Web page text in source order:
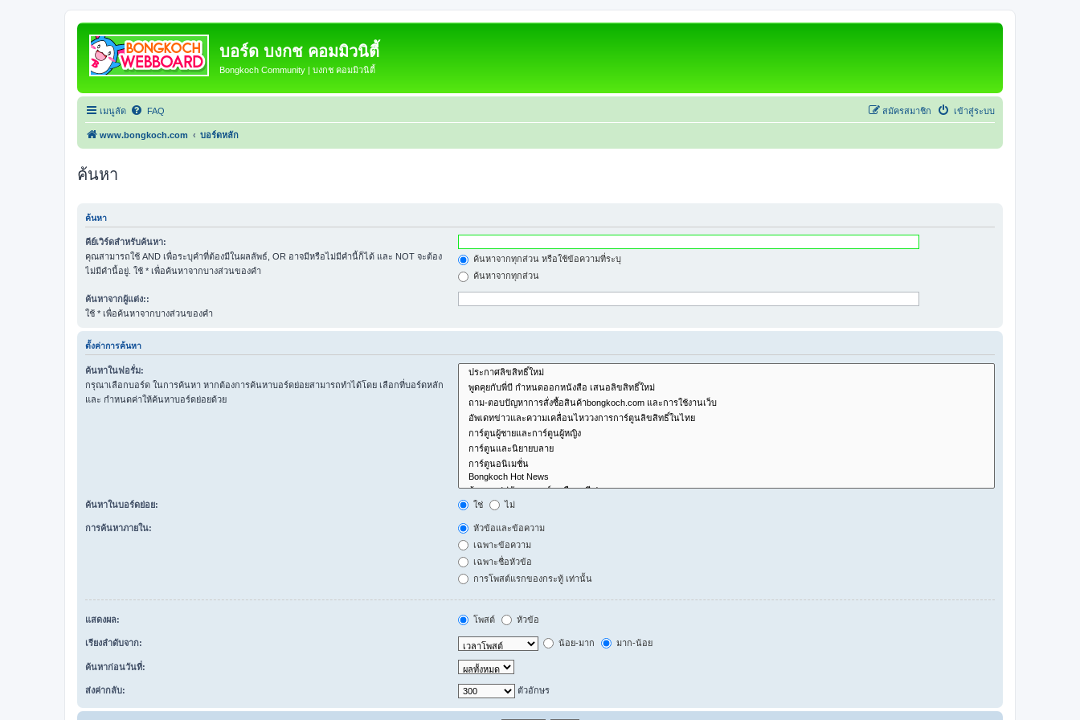
บอร์ด บงกช คอมมิวนิตี้
Bongkoch Community | บงกช คอมมิวนิตี้
เมนูลัด FAQ เข้าสู่ระบบ
สมัครสมาชิก
www.bongkoch.com บอร์ดหลัก
ค้นหา
ค้นหา
คีย์เวิร์ดสำหรับค้นหา:
คุณสามารถใช้ AND เพื่อระบุคำที่ต้องมีในผลลัพธ์, OR อาจมีหรือไม่มีคำนี้ก็ได้ และ NOT จะต้อง
ไม่มีคำนี้อยู่. ใช้ * เพื่อค้นหาจากบางส่วนของคำ
ค้นหาจากทุกส่วน หรือใช้ข้อความที่ระบุ
ค้นหาจากทุกส่วน
ค้นหาจากผู้แต่ง::
ใช้ * เพื่อค้นหาจากบางส่วนของคำ
ตั้งค่าการค้นหา
ค้นหาในฟอรั่ม:
กรุณาเลือกบอร์ด ในการค้นหา หากต้องการค้นหาบอร์ดย่อยสามารถทำได้โดย เลือกที่บอร์ดหลัก
และ กำหนดค่าให้ค้นหาบอร์ดย่อยด้วย
ค้นหาในบอร์ดย่อย: ใช่ ไม่
การค้นหาภายใน:
หัวข้อและข้อความ
เฉพาะข้อความ
เฉพาะชื่อหัวข้อ
การโพสต์แรกของกระทู้ เท่านั้น
แสดงผล: โพสต์ หัวข้อ
เรียงลำดับจาก: น้อย-มาก มาก-น้อย
ค้นหาก่อนวันที่:
ส่งค่ากลับ: ตัวอักษร